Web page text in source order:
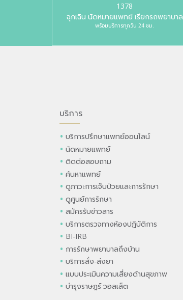
1378
ฉุกเฉิน นัดหมายแพทย์ เรียกรถพยาบาล
พร้อมบริการทุกวัน 24 ชม.
บริการ
บริการปรึกษาแพทย์ออนไลน์
นัดหมายแพทย์
ติดต่อสอบถาม
ค้นหาแพทย์
ดูภาวะการเจ็บป่วยและการรักษา
ดูศูนย์การรักษา
สมัครรับข่าวสาร
บริการตรวจทางห้องปฏิบัติการ
BI-IRB
การรักษาพยาบาลถึงบ้าน
บริการสั่ง-ส่งยา
แบบประเมินความเสี่ยงด้านสุขภาพ
บำรุงราษฎร์ วอลเล็ต